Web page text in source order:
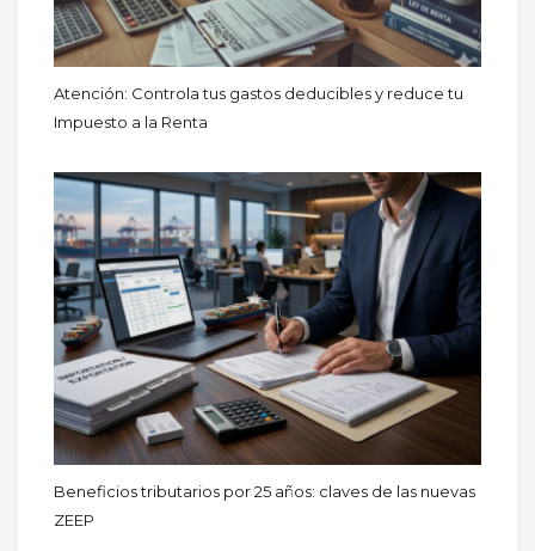
Atención: Controla tus gastos deducibles y reduce tu
Impuesto a la Renta
Beneficios tributarios por 25 años: claves de las nuevas
ZEEP